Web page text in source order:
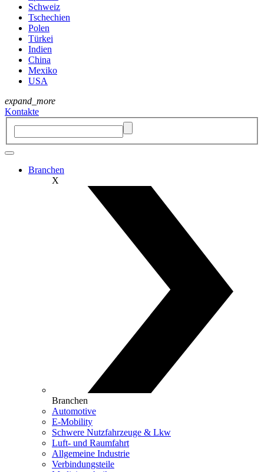
Schweiz
Tschechien
Polen
Türkei
Indien
China
Mexiko
USA
expand_more
Kontakte
Branchen
X
Branchen
Automotive
E-Mobility
Schwere Nutzfahrzeuge & Lkw
Luft- und Raumfahrt
Allgemeine Industrie
Verbindungsteile